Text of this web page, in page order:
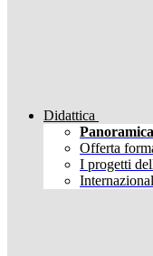
Didattica
Panoramica
Offerta
I progetti